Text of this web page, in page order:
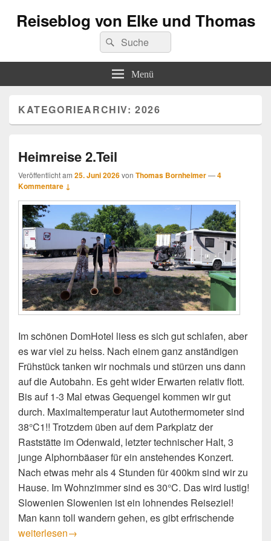
Reiseblog von Elke und Thomas
Suchen
nach:
Suchen
Menü
KATEGORIEARCHIV:2026
Heimreise 2.Teil
Veröffentlicht am 25. Juni 2026von Thomas Bornheimer—4
Kommentare ↓
Im schönen DomHotel liess es sich gut schlafen, aber
es war viel zu heiss. Nach einem ganz anständigen
Frühstück tanken wir nochmals und stürzen uns dann
auf die Autobahn. Es geht wider Erwarten relativ flott.
Bis auf 1-3 Mal etwas Gequengel kommen wir gut
durch. Maximaltemperatur laut Autothermometer sind
38°C1!! Trotzdem üben auf dem Parkplatz der
Raststätte im Odenwald, letzter technischer Halt, 3
junge Alphornbäaser für ein anstehendes Konzert.
Nach etwas mehr als 4 Stunden für 400km sind wir zu
Hause. Im Wohnzimmer sind es 30°C. Das wird lustig!
Slowenien Slowenien ist ein lohnendes Reiseziel!
Man kann toll wandern gehen, es gibt erfrischende
Heimreise 2.Teil
weiterlesen→